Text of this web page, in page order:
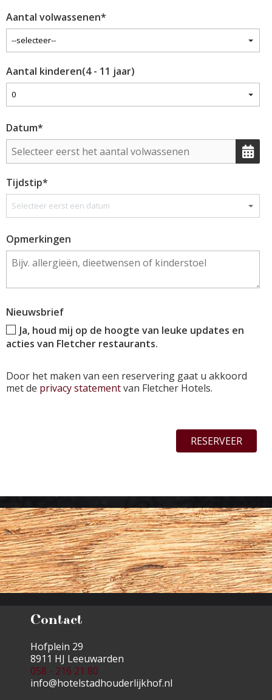
Aantal volwassenen*
Aantal kinderen(4 - 11 jaar)
Datum*
Tijdstip*
Opmerkingen
Nieuwsbrief
Ja, houd mij op de hoogte van leuke updates en
acties van Fletcher restaurants.
Door het maken van een reservering gaat u akkoord
met de privacy statementvan Fletcher Hotels.
RESERVEER
Contact
Hofplein 29
8911 HJ Leeuwarden
058 - 216 21 80
info@hotelstadhouderlijkhof.nl